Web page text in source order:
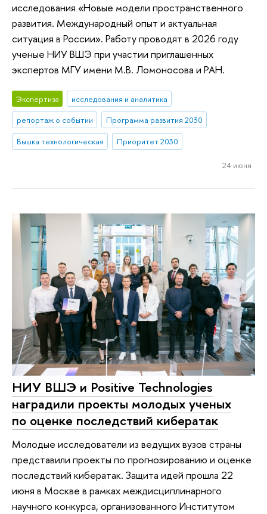
исследования «Новые модели пространственного
развития. Международный опыт и актуальная
ситуация в России». Работу проводят в 2026 году
ученые НИУ ВШЭ при участии приглашенных
экспертов МГУ имени М.В. Ломоносова и РАН.
Экспертиза
исследования и аналитика
репортаж о событии
Программа развития 2030
Вышка технологическая
Приоритет 2030
24 июня
НИУ ВШЭ и Positive Technologies
наградили проекты молодых ученых
по оценке последствий кибератак
Молодые исследователи из ведущих вузов страны
представили проекты по прогнозированию и оценке
последствий кибератак. Защита идей прошла 22
июня в Москве в рамках междисциплинарного
научного конкурса, организованного Институтом